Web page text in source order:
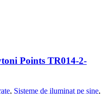
Points TR014-2-
, Sisteme de iluminat pe șine,